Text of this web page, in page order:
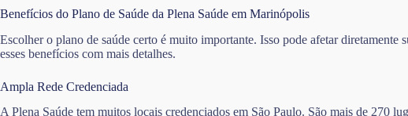
Benefícios do Plano de Saúde da Plena Saúde em Marinópolis
Escolher o plano de saúde certo é muito importante. Isso pode afetar
esses benefícios com mais detalhes.
Ampla Rede Credenciada
A Plena Saúde tem muitos locais credenciados em São Paulo. São mais de 270